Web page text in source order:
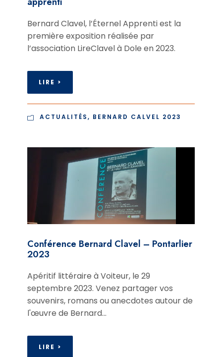
Bernard Clavel, l’Éternel Apprenti est la
première exposition réalisée par
l’association LireClavel à Dole en 2023.
LIRE >
ACTUALITÉS, BERNARD CALVEL 2023
Conférence Bernard Clavel – Pontarlier
2023
Apéritif littéraire à Voiteur, le 29
septembre 2023. Venez partager vos
souvenirs, romans ou anecdotes autour de
l'œuvre de Bernard...
LIRE >